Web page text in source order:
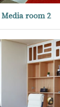
Media room 2